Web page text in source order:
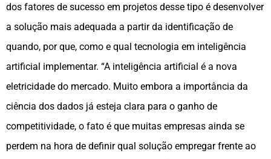
dos fatores de sucesso em projetos desse tipo é desenvolver
a solução mais adequada a partir da identificação de
quando, por que, como e qual tecnologia em inteligência
artificial implementar. “A inteligência artificial é a nova
eletricidade do mercado. Muito embora a importância da
ciência dos dados já esteja clara para o ganho de
competitividade, o fato é que muitas empresas ainda se
perdem na hora de definir qual solução empregar frente ao